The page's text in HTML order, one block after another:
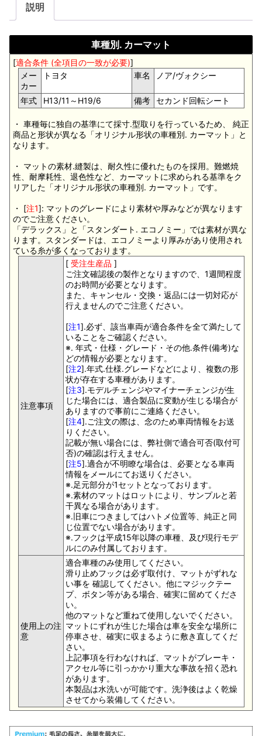
説明
車種別. カーマット
[適合条件 (全項目の一致が必要)]
メー
カー
トヨタ 車名 ノア/ヴォクシー
年式 H13/11～H19/6 備考 セカンド回転シート
・ 車種毎に独自の基準にて採寸.型取りを行っているため、 純正
商品と形状が異なる「オリジナル形状の車種別. カーマット」と
なります。
・ マットの素材.縫製は、耐久性に優れたものを採用。難燃焼
性、耐摩耗性、退色性など、カーマットに求められる基準をク
リアした「オリジナル形状の車種別. カーマット」です。
・ [注1]: マットのグレードにより素材や厚みなどが異なります
のでご注意ください。
「デラックス」と「スタンダート. エコノミー」では素材が異な
ります。スタンダードは、エコノミーより厚みがあり使用され
ている糸が多くなっております。
注意事項
[ 受注生産品 ]
ご注文確認後の製作となりますので、1週間程度
のお時間が必要となります。
また、キャンセル・交換・返品には一切対応が
行えませんのでご注意ください。
[注1].必ず、該当車両が適合条件を全て満たして
いることをご確認ください。
※. 年式・仕様・グレード・その他.条件(備考)な
どの情報が必要となります。
[注2].年式.仕様.グレードなどにより、複数の形
状が存在する車種があります。
[注3].モデルチェンジやマイナーチェンジが生
じた場合には、適合製品に変動が生じる場合が
ありますので事前にご連絡ください。
[注4].ご注文の際は、念のため車両情報をお送
りください。
記載が無い場合には、弊社側で適合可否(取付可
否)の確認は行えません。
[注5].適合が不明瞭な場合は、必要となる車両
情報をメールにてお送りください。
※.足元部分が1セットとなっております。
※.素材のマットはロットにより、サンプルと若
干異なる場合があります。
※.旧車につきましてはハトメ位置等、純正と同
じ位置でない場合があります。
※.フックは平成15年以降の車種、及び現行モデ
ルにのみ付属しております。
使用上の注
意
適合車種のみ使用してください。
滑り止めフックは必ず取付け、マットがずれな
い事を 確認してください。他にマジックテー
プ、ボタン等がある場合、確実に留めてくださ
い。
他のマットなど重ねて使用しないでください。
マットにずれが生じた場合は車を安全な場所に
停車させ、確実に収まるように敷き直してくだ
さい。
上記事項を行わなければ、マットがブレーキ・
アクセル等に引っかかり重大な事故を招く恐れ
があります。
本製品は水洗いが可能です。洗浄後はよく乾燥
させてから装備してください。